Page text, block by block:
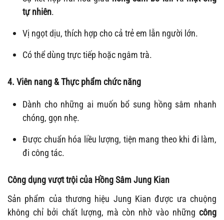
tự nhiên.
Vị ngọt dịu, thích hợp cho cả trẻ em lẫn người lớn.
Có thể dùng trực tiếp hoặc ngâm trà.
4. Viên nang & Thực phẩm chức năng
Dành cho những ai muốn bổ sung hồng sâm nhanh
chóng, gọn nhẹ.
Được chuẩn hóa liều lượng, tiện mang theo khi đi làm,
đi công tác.
Công dụng vượt trội của Hồng Sâm Jung Kian
Sản phẩm của thương hiệu Jung Kian được ưa chuộng
không chỉ bởi chất lượng, mà còn nhờ vào những công